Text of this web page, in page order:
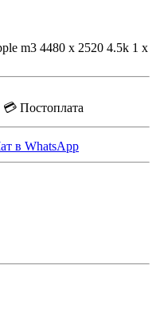
m3 4480 x 2520 4.5k 1 x
💳 Постоплата
в WhatsApp